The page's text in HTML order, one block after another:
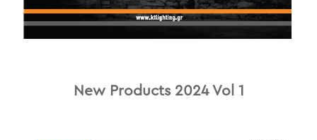
New Products 2024 Vol 1